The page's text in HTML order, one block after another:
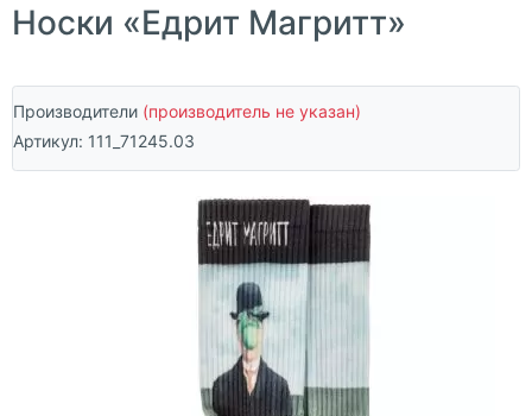
Носки «Едрит Магритт»
Производители (производитель не указан)
Артикул: 111_71245.03